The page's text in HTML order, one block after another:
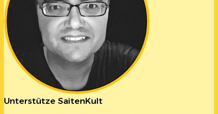
Unterstütze SaitenKult